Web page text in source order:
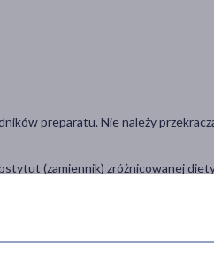
preparatu. Nie należy
(zamiennik) zróżnicowanej
w temperaturze nie